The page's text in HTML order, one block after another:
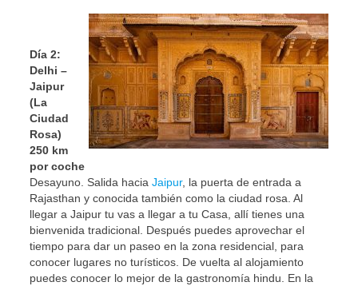
Día 2:
Delhi –
Jaipur
(La
Ciudad
Rosa)
250 km
por coche
Desayuno. Salida haciaJaipur, la puerta de entrada a
Rajasthan y conocida también como la ciudad rosa. Al
llegar a Jaipur tu vas a llegar a tu Casa, allí tienes una
bienvenida tradicional. Después puedes aprovechar el
tiempo para dar un paseo en la zona residencial, para
conocer lugares no turísticos. De vuelta al alojamiento
puedes conocer lo mejor de la gastronomía hindu. En la